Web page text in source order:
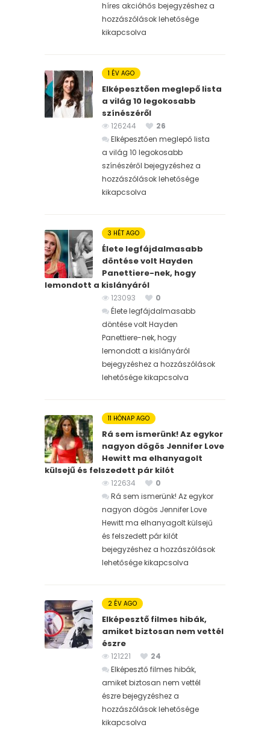
híres akcióhős bejegyzéshez a
hozzászólások lehetősége
kikapcsolva
1 ÉV AGO
Elképesztően meglepő lista
a világ 10 legokosabb
színészéről
126244
26
Elképesztően meglepő lista
a világ 10 legokosabb
színészéről bejegyzéshez a
hozzászólások lehetősége
kikapcsolva
3 HÉT AGO
Élete legfájdalmasabb
döntése volt Hayden
Panettiere-nek, hogy
lemondott a kislányáról
123093
0
Élete legfájdalmasabb
döntése volt Hayden
Panettiere-nek, hogy
lemondott a kislányáról
bejegyzéshez a hozzászólások
lehetősége kikapcsolva
11 HÓNAP AGO
Rá sem ismerünk! Az egykor
nagyon dögös Jennifer Love
Hewitt ma elhanyagolt
külsejű és felszedett pár kilót
122634
0
Rá sem ismerünk! Az egykor
nagyon dögös Jennifer Love
Hewitt ma elhanyagolt külsejű
és felszedett pár kilót
bejegyzéshez a hozzászólások
lehetősége kikapcsolva
2 ÉV AGO
Elképesztő filmes hibák,
amiket biztosan nem vettél
észre
121221
24
Elképesztő filmes hibák,
amiket biztosan nem vettél
észre bejegyzéshez a
hozzászólások lehetősége
kikapcsolva